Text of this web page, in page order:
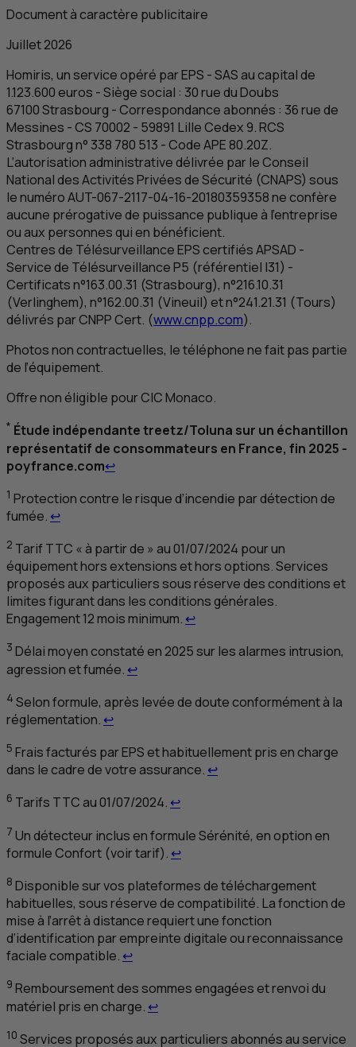
Document à caractère publicitaire
Juillet 2026
Homiris, un service opéré parEPS -SASau capital de
1.123.600 euros - Siège social : 30 rue du Doubs
67100Strasbourg - Correspondance abonnés : 36 rue de
Messines -CS 70002 - 59891 Lille Cedex9.RCS
Strasbourg n° 338 780 513 - CodeAPE80.20Z.
L’autorisation administrative délivrée par le Conseil
National des Activités Privées de Sécurité (CNAPS) sous
le numéro AUT-067-2117-04-16-20180359358 ne confère
aucune prérogative de puissance publique à l'entreprise
ou aux personnes qui en bénéficient.
Centres de TélésurveillanceEPScertifiés APSAD -
Service de Télésurveillance P5 (référentiel I31) -
Certificats n°163.00.31 (Strasbourg), n°216.10.31
(Verlinghem), n°162.00.31 (Vineuil) et n°241.21.31 (Tours)
délivrés parCNPPCert. (www.cnpp.com).
Photos non contractuelles, le téléphone ne fait pas partie
de l’équipement.
Offre non éligible pourCICMonaco.
* Étude indépendante treetz/Toluna sur un échantillon
représentatif de consommateurs en France, fin 2025 -
poyfrance.com↩Retour au renvoi *
1 Protection contre le risque d’incendie par détection de
fumée. ↩Retour au renvoi 1
2 Tarif TTC « à partir de » au 01/07/2024 pour un
équipement hors extensions et hors options. Services
proposés aux particuliers sous réserve des conditions et
limites figurant dans les conditions générales.
Engagement 12 mois minimum. ↩Retour au renvoi 2
3 Délai moyen constaté en 2025 sur les alarmes intrusion,
agression et fumée. ↩Retour au renvoi 3
4 Selon formule, après levée de doute conformément à la
réglementation. ↩Retour au renvoi 4
5 Frais facturés parEPSet habituellement pris en charge
dans le cadre de votre assurance. ↩Retour au renvoi 5
6 Tarifs TTCau 01/07/2024. ↩Retour au renvoi 6
7 Un détecteur inclus en formule Sérénité, en option en
formule Confort (voir tarif). ↩Retour au renvoi 7
8 Disponible sur vos plateformes de téléchargement
habituelles, sous réserve de compatibilité. La fonction de
mise à l’arrêt à distance requiert une fonction
d’identification par empreinte digitale ou reconnaissance
faciale compatible. ↩Retour au renvoi 8
9 Remboursement des sommes engagées et renvoi du
matériel pris en charge. ↩Retour au renvoi 9
10 Services proposés aux particuliers abonnés au service